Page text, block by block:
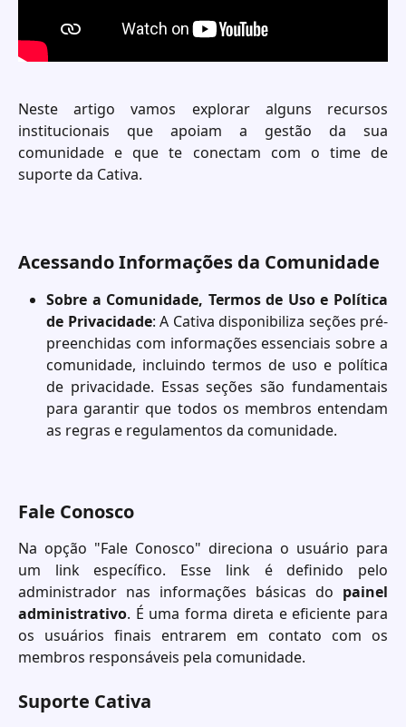
Neste artigo vamos explorar alguns recursos
institucionais que apoiam a gestão da sua
comunidade e que te conectam com o time de
suporte da Cativa.
Acessando Informações da Comunidade
Sobre a Comunidade, Termos de Uso e Política
de Privacidade: A Cativa disponibiliza seções pré-
preenchidas com informações essenciais sobre a
comunidade, incluindo termos de uso e política
de privacidade. Essas seções são fundamentais
para garantir que todos os membros entendam
as regras e regulamentos da comunidade.
Fale Conosco
Na opção "Fale Conosco" direciona o usuário para
um link específico. Esse link é definido pelo
administrador nas informações básicas do painel
administrativo. É uma forma direta e eficiente para
os usuários finais entrarem em contato com os
membros responsáveis pela comunidade.
Suporte Cativa